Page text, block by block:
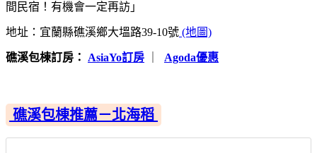
間民宿！有機會一定再訪」
地址：宜蘭縣礁溪鄉大塭路39-10號 (地圖)
礁溪包棟訂房： AsiaYo訂房 Agoda優惠
礁溪包棟推薦－北海稻